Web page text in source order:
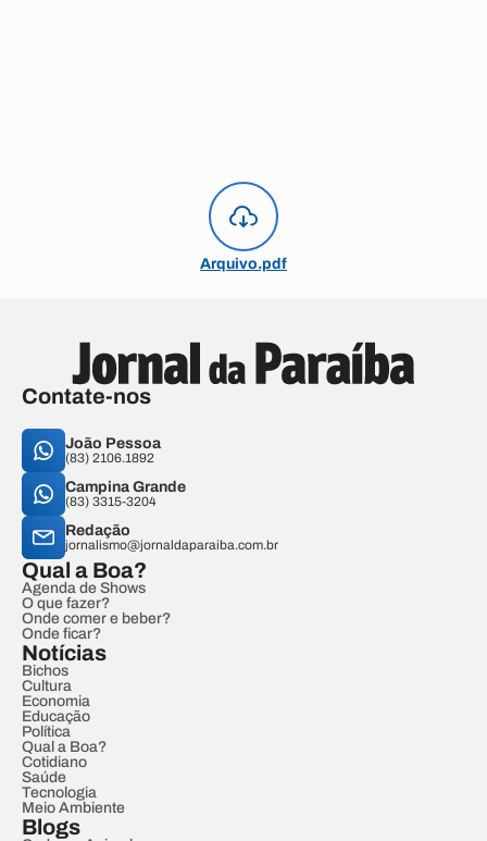
Arquivo.pdf
Contate-nos
João Pessoa
(83) 2106.1892
Campina Grande
(83) 3315-3204
Redação
jornalismo@jornaldaparaiba.com.br
Qual a Boa?
Agenda de Shows
O que fazer?
Onde comer e beber?
Onde ficar?
Notícias
Bichos
Cultura
Economia
Educação
Política
Qual a Boa?
Cotidiano
Saúde
Tecnologia
Meio Ambiente
Blogs